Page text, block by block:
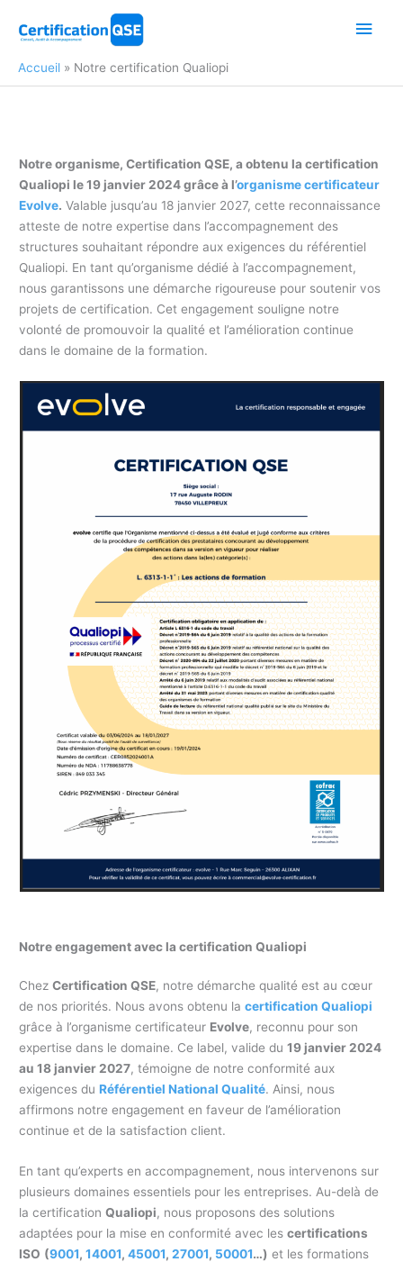
Accueil Notre certification Qualiopi
Notre organisme, Certification QSE, a obtenu la certification
Qualiopi le 19 janvier 2024 grâce à l’organisme certificateur
Evolve. Valable jusqu’au 18 janvier 2027, cette reconnaissance
atteste de notre expertise dans l’accompagnement des
structures souhaitant répondre aux exigences du référentiel
Qualiopi. En tant qu’organisme dédié à l’accompagnement,
nous garantissons une démarche rigoureuse pour soutenir vos
projets de certification. Cet engagement souligne notre
volonté de promouvoir la qualité et l’amélioration continue
dans le domaine de la formation.
Notre engagement avec la certification Qualiopi
ChezCertification QSE, notre démarche qualité est au cœur
de nos priorités. Nous avons obtenu lacertification Qualiopi
grâce à l’organisme certificateur Evolve, reconnu pour son
expertise dans le domaine. Ce label, valide du19 janvier 2024
au 18 janvier 2027, témoigne de notre conformité aux
exigences duRéférentiel National Qualité. Ainsi, nous
affirmons notre engagement en faveur de l’amélioration
continue et de la satisfaction client.
En tant qu’experts en accompagnement, nous intervenons sur
plusieurs domaines essentiels pour les entreprises. Au-delà de
la certificationQualiopi, nous proposons des solutions
adaptées pour la mise en conformité avec lescertifications
ISO (9001,14001,45001,27001, 50001…) et les formations